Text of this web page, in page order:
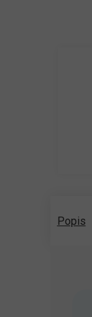
Popis